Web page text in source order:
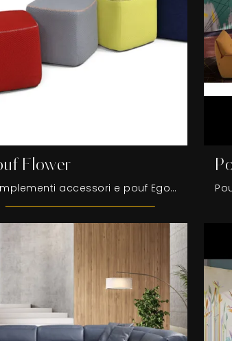
Flower
Complementi accessori e pouf Egoitaliano: scopri come valorizzare i tuoi interni moderni con il modello Pouf Flower.